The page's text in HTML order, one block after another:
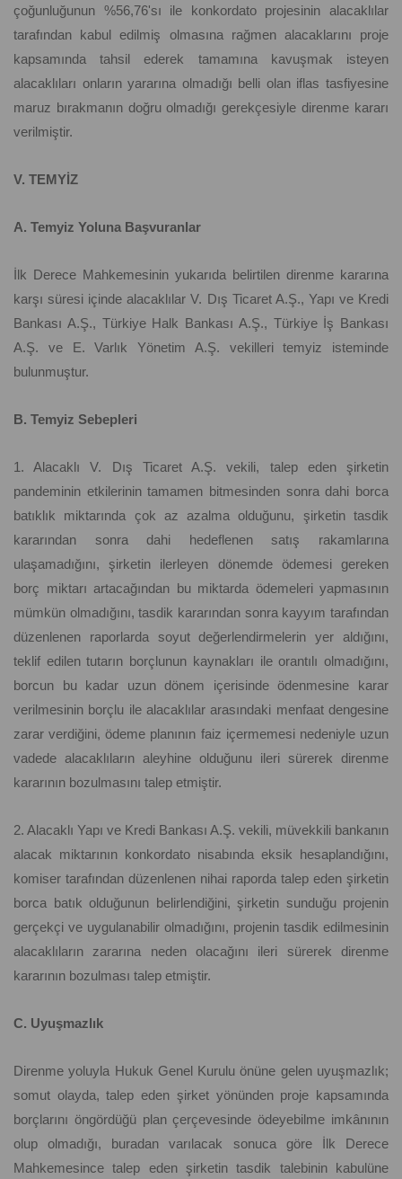
çoğunluğunun %56,76'sı ile konkordato projesinin alacaklılar
tarafından kabul edilmiş olmasına rağmen alacaklarını proje
kapsamında tahsil ederek tamamına kavuşmak isteyen
alacaklıları onların yararına olmadığı belli olan iflas tasfiyesine
maruz bırakmanın doğru olmadığı gerekçesiyle direnme kararı
verilmiştir.
V. TEMYİZ
A. Temyiz Yoluna Başvuranlar
İlk Derece Mahkemesinin yukarıda belirtilen direnme kararına
karşı süresi içinde alacaklılar V. Dış Ticaret A.Ş., Yapı ve Kredi
Bankası A.Ş., Türkiye Halk Bankası A.Ş., Türkiye İş Bankası
A.Ş. ve E. Varlık Yönetim A.Ş. vekilleri temyiz isteminde
bulunmuştur.
B. Temyiz Sebepleri
1. Alacaklı V. Dış Ticaret A.Ş. vekili, talep eden şirketin
pandeminin etkilerinin tamamen bitmesinden sonra dahi borca
batıklık miktarında çok az azalma olduğunu, şirketin tasdik
kararından sonra dahi hedeflenen satış rakamlarına
ulaşamadığını, şirketin ilerleyen dönemde ödemesi gereken
borç miktarı artacağından bu miktarda ödemeleri yapmasının
mümkün olmadığını, tasdik kararından sonra kayyım tarafından
düzenlenen raporlarda soyut değerlendirmelerin yer aldığını,
teklif edilen tutarın borçlunun kaynakları ile orantılı olmadığını,
borcun bu kadar uzun dönem içerisinde ödenmesine karar
verilmesinin borçlu ile alacaklılar arasındaki menfaat dengesine
zarar verdiğini, ödeme planının faiz içermemesi nedeniyle uzun
vadede alacaklıların aleyhine olduğunu ileri sürerek direnme
kararının bozulmasını talep etmiştir.
2. Alacaklı Yapı ve Kredi Bankası A.Ş. vekili, müvekkili bankanın
alacak miktarının konkordato nisabında eksik hesaplandığını,
komiser tarafından düzenlenen nihai raporda talep eden şirketin
borca batık olduğunun belirlendiğini, şirketin sunduğu projenin
gerçekçi ve uygulanabilir olmadığını, projenin tasdik edilmesinin
alacaklıların zararına neden olacağını ileri sürerek direnme
kararının bozulması talep etmiştir.
C. Uyuşmazlık
Direnme yoluyla Hukuk Genel Kurulu önüne gelen uyuşmazlık;
somut olayda, talep eden şirket yönünden proje kapsamında
borçlarını öngördüğü plan çerçevesinde ödeyebilme imkânının
olup olmadığı, buradan varılacak sonuca göre İlk Derece
Mahkemesince talep eden şirketin tasdik talebinin kabulüne